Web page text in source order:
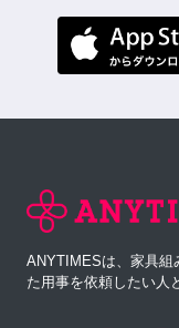
ANYTIMESは、家具組
た用事を依頼したい人